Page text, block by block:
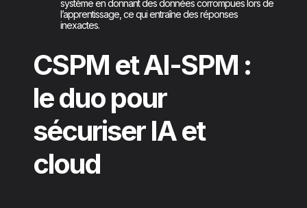
système en donnant des données corrompues lors de
l’apprentissage, ce qui entraîne des réponses
inexactes.
CSPM et AI-SPM :
le duo pour
sécuriser IA et
cloud